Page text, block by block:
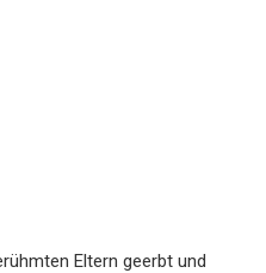
Eltern geerbt und